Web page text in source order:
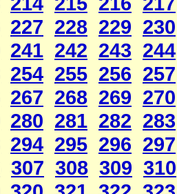
227 228 229 230
241 242 243 244
254 255 256 257
267 268 269 270
280 281 282 283
294 295 296 297
307 308 309 310